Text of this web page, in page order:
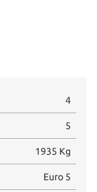
4
5
1935 Kg
Euro 5